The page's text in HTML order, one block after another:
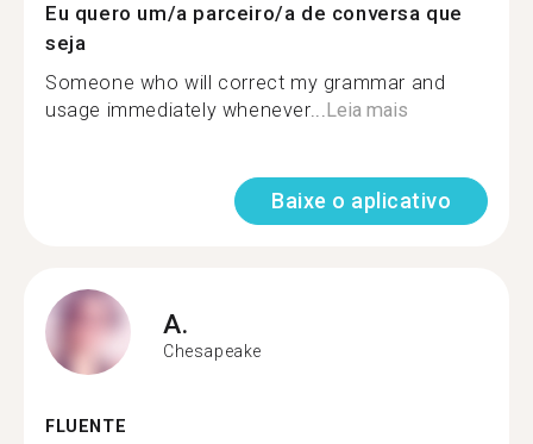
Eu quero um/a parceiro/a de conversa que
seja
Someone who will correct my grammar and
usage immediately whenever...Leia mais
Baixe o aplicativo
A.
Chesapeake
FLUENTE